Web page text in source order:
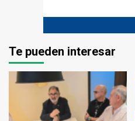
Te pueden interesar